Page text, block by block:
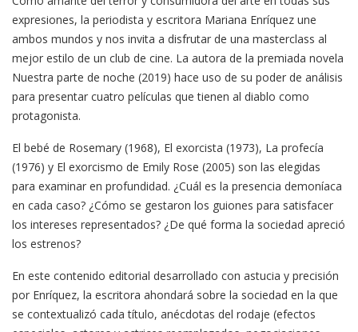
expresiones, la periodista y escritora Mariana Enríquez une
ambos mundos y nos invita a disfrutar de una masterclass al
mejor estilo de un club de cine. La autora de la premiada novela
Nuestra parte de noche (2019) hace uso de su poder de análisis
para presentar cuatro películas que tienen al diablo como
protagonista.
El bebé de Rosemary (1968), El exorcista (1973), La profecía
(1976) y El exorcismo de Emily Rose (2005) son las elegidas
para examinar en profundidad. ¿Cuál es la presencia demoníaca
en cada caso? ¿Cómo se gestaron los guiones para satisfacer
los intereses representados? ¿De qué forma la sociedad apreció
los estrenos?
En este contenido editorial desarrollado con astucia y precisión
por Enríquez, la escritora ahondará sobre la sociedad en la que
se contextualizó cada título, anécdotas del rodaje (efectos